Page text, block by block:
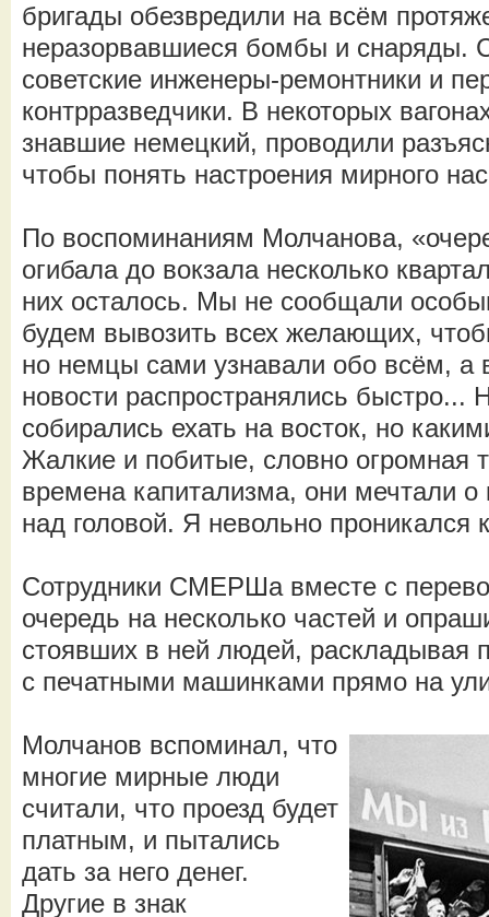
бригады обезвредили на всём
неразорвавшиеся бомбы и снаряды.
советские инженеры-ремонтники и
контрразведчики. В некоторых
знавшие немецкий, проводили
чтобы понять настроения мирного
По воспоминаниям Молчанова,
огибала до вокзала несколько
них осталось. Мы не сообщали
будем вывозить всех желающих,
но немцы сами узнавали обо всём, а
новости распространялись быстро...
собирались ехать на восток, но
Жалкие и побитые, словно огромная
времена капитализма, они мечтали
над головой. Я невольно проникался
Сотрудники СМЕРШа вместе с
очередь на несколько частей и
стоявших в ней людей, раскладывая
с печатными машинками прямо на
Молчанов вспоминал, что
многие мирные люди
считали, что проезд будет
платным, и пытались
дать за него денег.
Другие в знак